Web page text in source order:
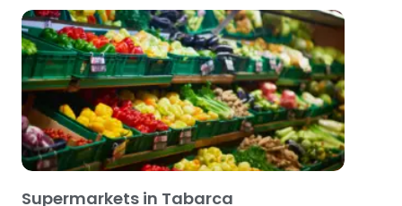
Supermarkets in Tabarca